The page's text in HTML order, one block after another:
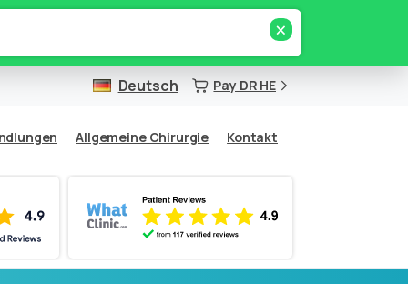
×
Deutsch Pay DR HE
Allgemeine Chirurgie Kontakt